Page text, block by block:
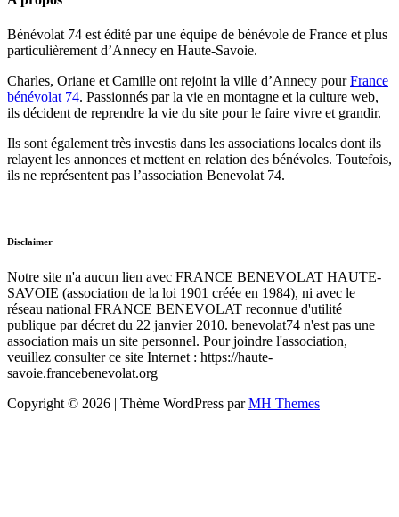
Bénévolat 74 est édité par une équipe de bénévole de France et plus
particulièrement d’Annecy en Haute-Savoie.
Charles, Oriane et Camille ont rejoint la ville d’Annecy pourFrance
bénévolat 74. Passionnés par la vie en montagne et la culture web,
ils décident de reprendre la vie du site pour le faire vivre et grandir.
Ils sont également très investis dans les associations locales dont ils
relayent les annonces et mettent en relation des bénévoles. Toutefois,
ils ne représentent pas l’association Benevolat 74.
Disclaimer
Notre site n'a aucun lien avec FRANCE BENEVOLAT HAUTE-
SAVOIE (association de la loi 1901 créée en 1984), ni avec le
réseau national FRANCE BENEVOLAT reconnue d'utilité
publique par décret du 22 janvier 2010. benevolat74 n'est pas une
association mais un site personnel. Pour joindre l'association,
veuillez consulter ce site Internet : https://haute-
savoie.francebenevolat.org
Copyright © 2026 | Thème WordPress parMH Themes